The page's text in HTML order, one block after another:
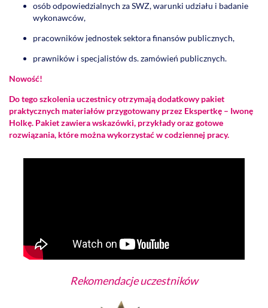
osób odpowiedzialnych za SWZ, warunki udziału i badanie
wykonawców,
pracowników jednostek sektora finansów publicznych,
prawników i specjalistów ds. zamówień publicznych.
​​Nowość!
Do tego szkolenia uczestnicy otrzymają dodatkowy pakiet
praktycznych materiałów przygotowany przez Ekspertkę – Iwonę
Holkę. Pakiet zawiera wskazówki, przykłady oraz gotowe
rozwiązania, które można wykorzystać w codziennej pracy.
Rekomendacje uczestników